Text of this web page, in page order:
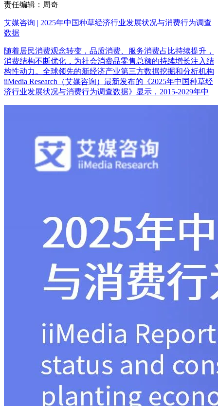
责任编辑：周奇
艾媒咨询 | 2025年中国种草经济行业发展状况与消费行为调查
数据
随着居民消费观念转变，品质消费、服务消费占比持续提升，
消费结构不断优化，为社会消费品零售总额的持续增长注入结
构性动力。全球领先的新经济产业第三方数据挖掘和分析机构
iiMedia Research（艾媒咨询）最新发布的《2025年中国种草经
济行业发展状况与消费行为调查数据》显示，2015-2029年中